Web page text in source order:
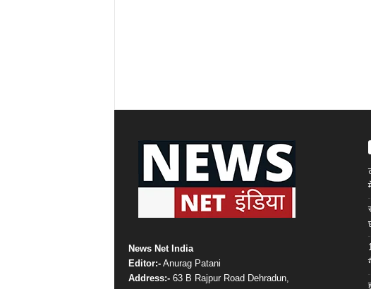
News Net India
Editor:-Anurag Patani
Address:-63 B Rajpur Road Dehradun,